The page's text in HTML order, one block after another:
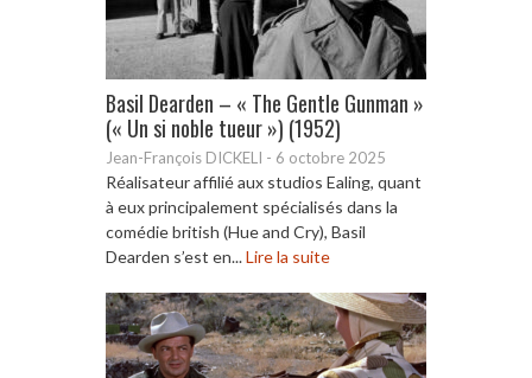
Basil Dearden – « The Gentle Gunman »
(« Un si noble tueur ») (1952)
Jean-François DICKELI - 6 octobre 2025
Réalisateur affilié aux studios Ealing, quant
à eux principalement spécialisés dans la
comédie british (Hue and Cry), Basil
Dearden s’est en...Lire la suite